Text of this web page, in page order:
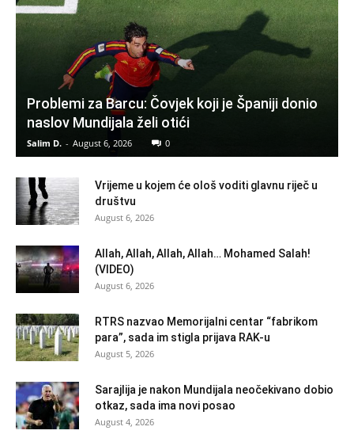
Problemi za Barcu: Čovjek koji je Španiji donio
naslov Mundijala želi otići
Salim D. - August 6, 2026 0
Vrijeme u kojem će ološ voditi glavnu riječ u
društvu
August 6, 2026
Allah, Allah, Allah, Allah… Mohamed Salah!
(VIDEO)
August 6, 2026
RTRS nazvao Memorijalni centar “fabrikom
para”, sada im stigla prijava RAK-u
August 5, 2026
Sarajlija je nakon Mundijala neočekivano dobio
otkaz, sada ima novi posao
August 4, 2026